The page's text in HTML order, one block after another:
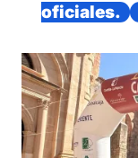
oficiales.